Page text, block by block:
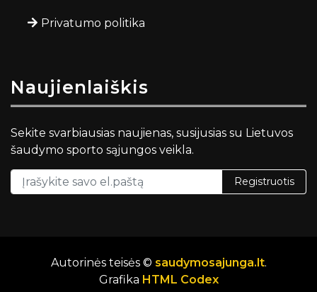
Privatumo politika
Naujienlaiškis
Sekite svarbiausias naujienas, susijusias su Lietuvos
šaudymo sporto sąjungos veikla.
Registruotis
Autorinės teisės © saudymosajunga.lt.
Grafika HTML Codex